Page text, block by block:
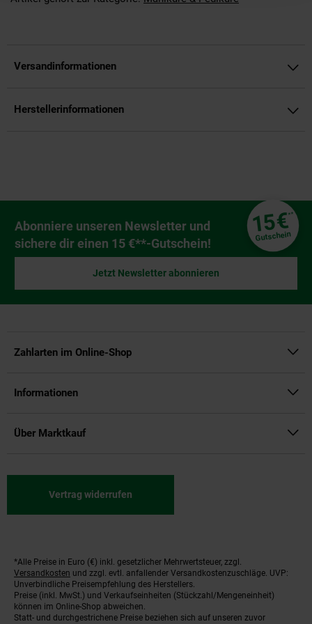
Versandinformationen
Herstellerinformationen
Newsletter Anmeldung
Abonniere unseren Newsletter und
sichere dir einen 15 €**-Gutschein!
15€**
Gutschein
Jetzt Newsletter abonnieren
Zahlarten im Online-Shop
Informationen
Über Marktkauf
Vertrag widerrufen
Fußnoten
*Alle Preise in Euro (€) inkl. gesetzlicher Mehrwertsteuer, zzgl.
Versandkosten und zzgl. evtl. anfallender Versandkostenzuschläge. UVP:
Unverbindliche Preisempfehlung des Herstellers.
Preise (inkl. MwSt.) und Verkaufseinheiten (Stückzahl/Mengeneinheit)
können im Online-Shop abweichen.
Statt- und durchgestrichene Preise beziehen sich auf unseren zuvor